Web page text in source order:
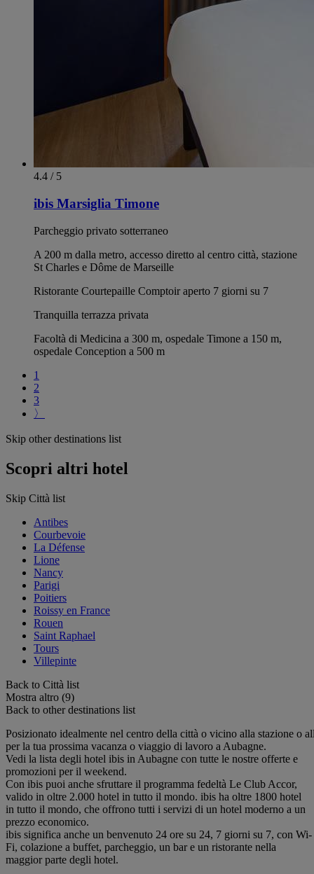
4.4 / 5
ibis Marsiglia Timone
Parcheggio privato sotterraneo
A 200 m dalla metro, accesso diretto al centro città, stazione
St Charles e Dôme de Marseille
Ristorante Courtepaille Comptoir aperto 7 giorni su 7
Tranquilla terrazza privata
Facoltà di Medicina a 300 m, ospedale Timone a 150 m,
ospedale Conception a 500 m
1
2
3
〉
Skip other destinations list
Scopri altri hotel
Skip Città list
Antibes
Courbevoie
La Défense
Lione
Nancy
Parigi
Poitiers
Roissy en France
Rouen
Saint Raphael
Tours
Villepinte
Back to Città list
Mostra altro (9)
Back to other destinations list
Posizionato idealmente nel centro della città o vicino alla stazione o
per la tua prossima vacanza o viaggio di lavoro a Aubagne.
Vedi la lista degli hotel ibis in Aubagne con tutte le nostre offerte e
promozioni per il weekend.
Con ibis puoi anche sfruttare il programma fedeltà Le Club Accor,
valido in oltre 2.000 hotel in tutto il mondo. ibis ha oltre 1800 hotel
in tutto il mondo, che offrono tutti i servizi di un hotel moderno a un
prezzo economico.
ibis significa anche un benvenuto 24 ore su 24, 7 giorni su 7, con Wi-
Fi, colazione a buffet, parcheggio, un bar e un ristorante nella
maggior parte degli hotel.